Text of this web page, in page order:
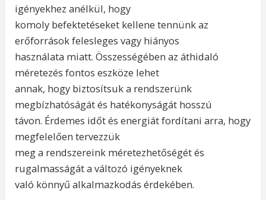
igényekhez anélkül, hogy
komoly befektetéseket kellene tennünk az
erőforrások felesleges vagy hiányos
használata miatt. Összességében az áthidaló
méretezés fontos eszköze lehet
annak, hogy biztosítsuk a rendszerünk
megbízhatóságát és hatékonyságát hosszú
távon. Érdemes időt és energiát fordítani arra, hogy
megfelelően tervezzük
meg a rendszereink méretezhetőségét és
rugalmasságát a változó igényeknek
való könnyű alkalmazkodás érdekében.